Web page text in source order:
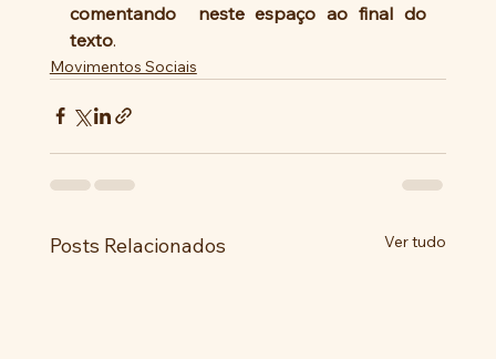
comentando  neste espaço ao final do
texto.
Movimentos Sociais
Posts Relacionados Ver tudo